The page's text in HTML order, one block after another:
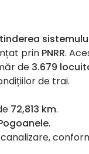
prin PNRR.
de 3.679
de trai.
72,813 km.
.